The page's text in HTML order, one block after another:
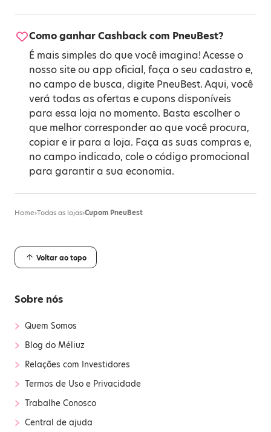
Como ganhar Cashback com PneuBest?
É mais simples do que você imagina! Acesse o
nosso site ou app oficial, faça o seu cadastro e,
no campo de busca, digite PneuBest. Aqui, você
verá todas as ofertas e cupons disponíveis
para essa loja no momento. Basta escolher o
que melhor corresponder ao que você procura,
copiar e ir para a loja. Faça as suas compras e,
no campo indicado, cole o código promocional
para garantir a sua economia.
Home›Todas as lojas›Cupom PneuBest
Voltar ao topo
Sobre nós
› Quem Somos
› Blog do Méliuz
› Relações com Investidores
› Termos de Uso e Privacidade
› Trabalhe Conosco
› Central de ajuda